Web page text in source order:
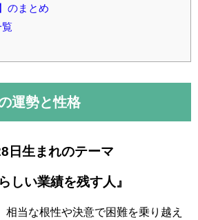
のまとめ
覧
運勢と性格
日生まれのテーマ
しい業績を残す人』
相当な根性や決意で困難を乗り越え